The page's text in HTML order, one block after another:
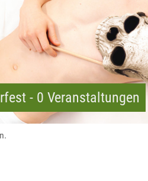
- 0 Veranstaltungen